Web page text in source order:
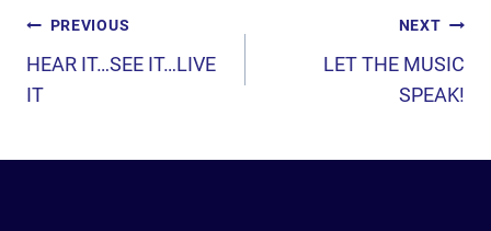
POST
NAVIGATION
PREVIOUS
HEAR IT…SEE IT…LIVE
IT
NEXT
LET THE MUSIC
SPEAK!